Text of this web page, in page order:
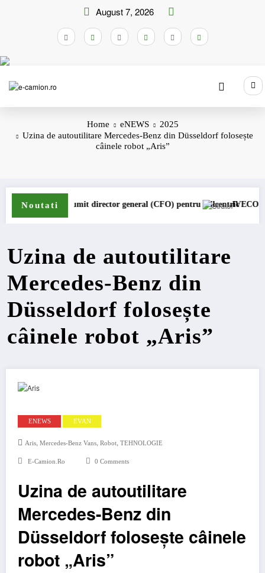
August 7, 2026
Home eNEWS
2025
Uzina de autoutilitare Mercedes-Benz din Düsseldorf folosește
câinele robot „Aris”
Noutati
numit director general (CFO) pentru cellcentricIVECO Strator se
Uzina de autoutilitare
Mercedes-Benz din
Düsseldorf folosește
câinele robot „Aris”
ENEWS EVAN
Aris, Mercedes-Benz Vans, Robot, TEHNOLOGIE
E-Camion.ro 0 Comments
Uzina de autoutilitare
Mercedes-Benz din
Düsseldorf folosește câinele
robot „Aris”